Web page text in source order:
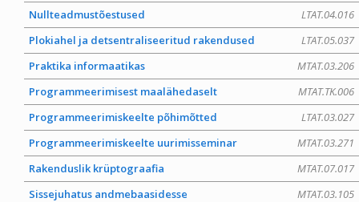
LTAT.04.016
Nullteadmustõestused
LTAT.05.037
Plokiahel ja detsentraliseeritud rakendused
MTAT.03.206
Praktika informaatikas
MTAT.TK.006
Programmeerimisest maalähedaselt
LTAT.03.027
Programmeerimiskeelte põhimõtted
MTAT.03.271
Programmeerimiskeelte uurimisseminar
MTAT.07.017
Rakenduslik krüptograafia
MTAT.03.105
Sissejuhatus andmebaasidesse